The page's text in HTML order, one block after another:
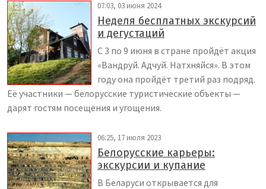
07:03, 03 июня 2024
Неделя бесплатных экскурсий
и дегустаций
С 3 по 9 июня в стране пройдёт акция
«Вандруй. Адчуй. Натхняйся». В этом
году она пройдёт третий раз подряд.
Её участники — белорусские туристические объекты —
дарят гостям посещения и угощения.
06:25, 17 июля 2023
Белорусские карьеры:
экскурсии и купание
В Беларуси открывается для